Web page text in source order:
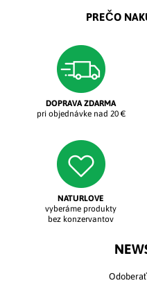
PREČO
DOPRAVA ZDARMA
pri objednávke nad 20 €
NATURLOVE
vyberáme produkty
bez konzervantov